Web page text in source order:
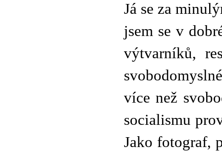
Já se za
jsem se v
výtvarníků,
více než
socialismu
Jako fotograf,